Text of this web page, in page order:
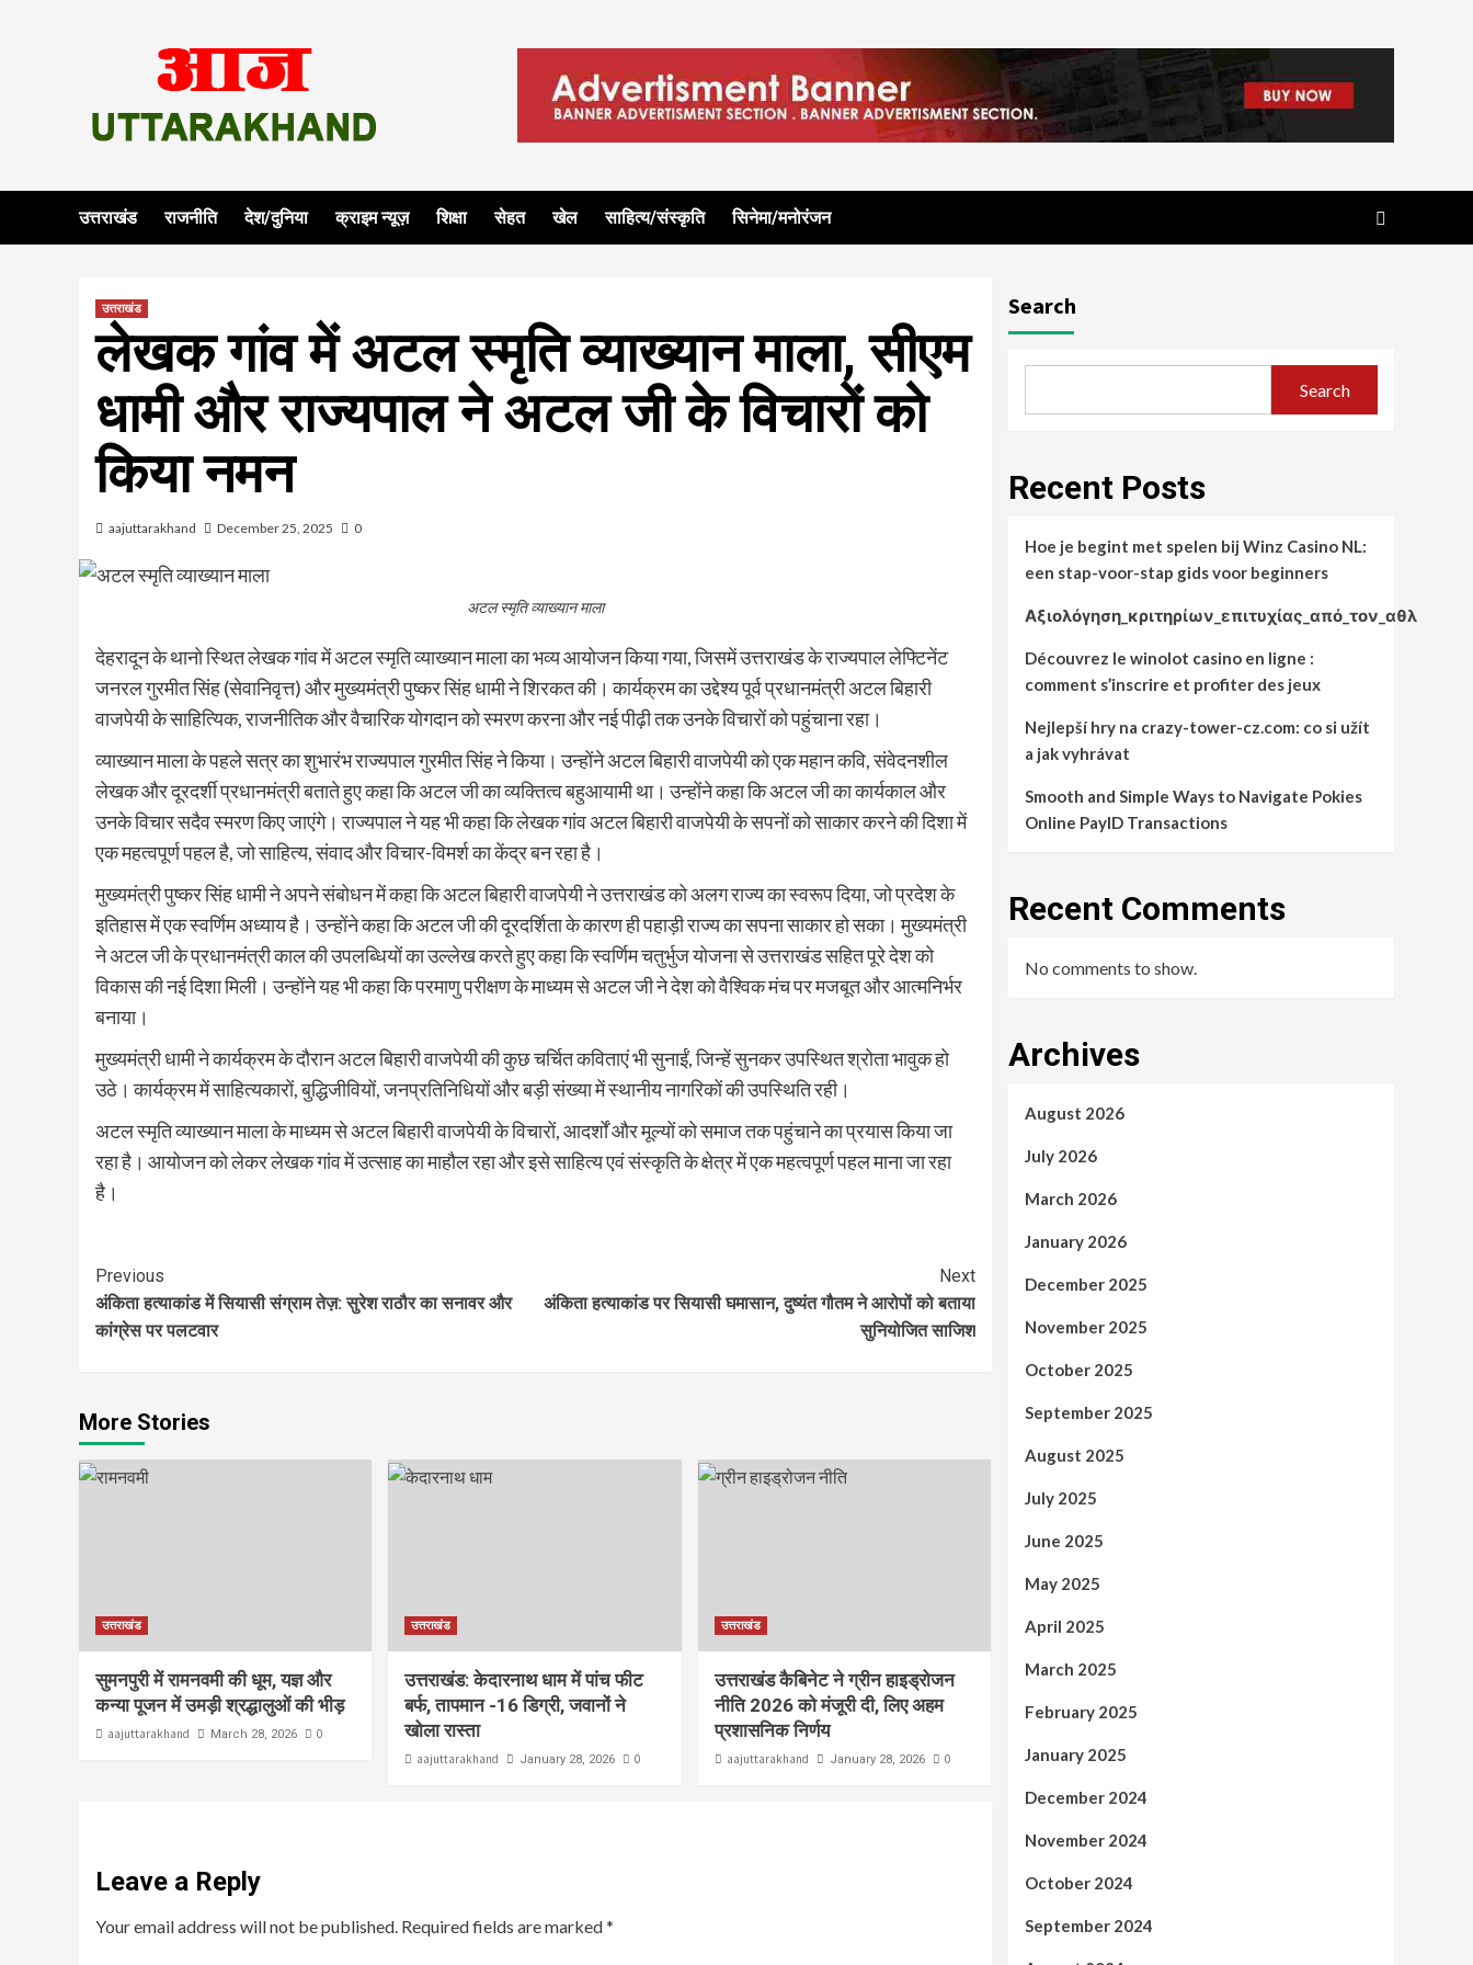
उत्तराखंड राजनीति देश/दुनिया क्राइम न्यूज़ शिक्षा सेहत खेल साहित्य/संस्कृति सिनेमा/मनोरंजन
उत्तराखंड
लेखक गांव में अटल स्मृति व्याख्यान माला, सीएम
धामी और राज्यपाल ने अटल जी के विचारों को
किया नमन
aajuttarakhand December 25, 2025 0
अटल स्मृति व्याख्यान माला
देहरादून के थानो स्थित लेखक गांव में अटल स्मृति व्याख्यान माला का भव्य आयोजन किया गया, जिसमें उत्तराखंड के राज्यपाल लेफ्टिनेंट
जनरल गुरमीत सिंह (सेवानिवृत्त) और मुख्यमंत्री पुष्कर सिंह धामी ने शिरकत की। कार्यक्रम का उद्देश्य पूर्व प्रधानमंत्री अटल बिहारी
वाजपेयी के साहित्यिक, राजनीतिक और वैचारिक योगदान को स्मरण करना और नई पीढ़ी तक उनके विचारों को पहुंचाना रहा।
व्याख्यान माला के पहले सत्र का शुभारंभ राज्यपाल गुरमीत सिंह ने किया। उन्होंने अटल बिहारी वाजपेयी को एक महान कवि, संवेदनशील
लेखक और दूरदर्शी प्रधानमंत्री बताते हुए कहा कि अटल जी का व्यक्तित्व बहुआयामी था। उन्होंने कहा कि अटल जी का कार्यकाल और
उनके विचार सदैव स्मरण किए जाएंगे। राज्यपाल ने यह भी कहा कि लेखक गांव अटल बिहारी वाजपेयी के सपनों को साकार करने की दिशा में
एक महत्वपूर्ण पहल है, जो साहित्य, संवाद और विचार-विमर्श का केंद्र बन रहा है।
मुख्यमंत्री पुष्कर सिंह धामी ने अपने संबोधन में कहा कि अटल बिहारी वाजपेयी ने उत्तराखंड को अलग राज्य का स्वरूप दिया, जो प्रदेश के
इतिहास में एक स्वर्णिम अध्याय है। उन्होंने कहा कि अटल जी की दूरदर्शिता के कारण ही पहाड़ी राज्य का सपना साकार हो सका। मुख्यमंत्री
ने अटल जी के प्रधानमंत्री काल की उपलब्धियों का उल्लेख करते हुए कहा कि स्वर्णिम चतुर्भुज योजना से उत्तराखंड सहित पूरे देश को
विकास की नई दिशा मिली। उन्होंने यह भी कहा कि परमाणु परीक्षण के माध्यम से अटल जी ने देश को वैश्विक मंच पर मजबूत और आत्मनिर्भर
बनाया।
मुख्यमंत्री धामी ने कार्यक्रम के दौरान अटल बिहारी वाजपेयी की कुछ चर्चित कविताएं भी सुनाईं, जिन्हें सुनकर उपस्थित श्रोता भावुक हो
उठे। कार्यक्रम में साहित्यकारों, बुद्धिजीवियों, जनप्रतिनिधियों और बड़ी संख्या में स्थानीय नागरिकों की उपस्थिति रही।
अटल स्मृति व्याख्यान माला के माध्यम से अटल बिहारी वाजपेयी के विचारों, आदर्शों और मूल्यों को समाज तक पहुंचाने का प्रयास किया जा
रहा है। आयोजन को लेकर लेखक गांव में उत्साह का माहौल रहा और इसे साहित्य एवं संस्कृति के क्षेत्र में एक महत्वपूर्ण पहल माना जा रहा
है।
Continue
Reading
Previous
अंकिता हत्याकांड में सियासी संग्राम तेज़: सुरेश राठौर का सनावर और
कांग्रेस पर पलटवार
Next
अंकिता हत्याकांड पर सियासी घमासान, दुष्यंत गौतम ने आरोपों को बताया
सुनियोजित साजिश
More Stories
उत्तराखंड
सुमनपुरी में रामनवमी की धूम, यज्ञ और
कन्या पूजन में उमड़ी श्रद्धालुओं की भीड़
aajuttarakhand March 28, 2026 0
उत्तराखंड
उत्तराखंड: केदारनाथ धाम में पांच फीट
बर्फ, तापमान -16 डिग्री, जवानों ने
खोला रास्ता
aajuttarakhand January 28, 2026 0
उत्तराखंड
उत्तराखंड कैबिनेट ने ग्रीन हाइड्रोजन
नीति 2026 को मंजूरी दी, लिए अहम
प्रशासनिक निर्णय
aajuttarakhand January 28, 2026 0
Leave a Reply
Your email address will not be published. Required fields are marked*
Search
Search
Recent Posts
Hoe je begint met spelen bij Winz Casino NL:
een stap-voor-stap gids voor beginners
Αξιολόγηση_κριτηρίων_επιτυχίας_από_τον_αθλ
Découvrez le winolot casino en ligne :
comment s’inscrire et profiter des jeux
Nejlepší hry na crazy-tower-cz.com: co si užít
a jak vyhrávat
Smooth and Simple Ways to Navigate Pokies
Online PayID Transactions
Recent Comments
No comments to show.
Archives
August 2026
July 2026
March 2026
January 2026
December 2025
November 2025
October 2025
September 2025
August 2025
July 2025
June 2025
May 2025
April 2025
March 2025
February 2025
January 2025
December 2024
November 2024
October 2024
September 2024